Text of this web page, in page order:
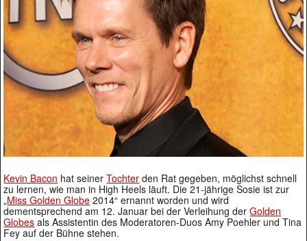
Kevin Bacon hat seinerTochter den Rat gegeben, möglichst schnell
zu lernen, wie man in High Heels läuft. Die 21-jährige Sosie ist zur
„Miss Golden Globe 2014“ ernannt worden und wird
dementsprechend am 12. Januar bei der Verleihung derGolden
Globes als Assistentin des Moderatoren-Duos Amy Poehler und Tina
Fey auf der Bühne stehen.